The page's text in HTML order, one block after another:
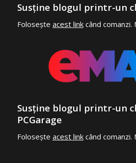
Susține blogul printr-un
Folosește acest link când comanzi.
Susține blogul printr-un
PCGarage
Folosește acest link când comanzi.